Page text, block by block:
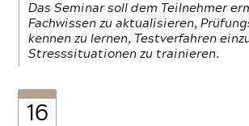
Das Seminar soll dem Teilnehmer
Fachwissen zu aktualisieren,
kennen zu lernen, Testverfahren
Stresssituationen zu trainieren.
16